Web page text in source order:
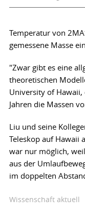
Temperatur von
gemessene Masse
"Zwar gibt es eine
theoretischen
University of Hawaii,
Jahren die Massen
Liu und seine
Teleskop auf Hawaii
war nur möglich,
aus der
im doppelten
Wissenschaft aktuell